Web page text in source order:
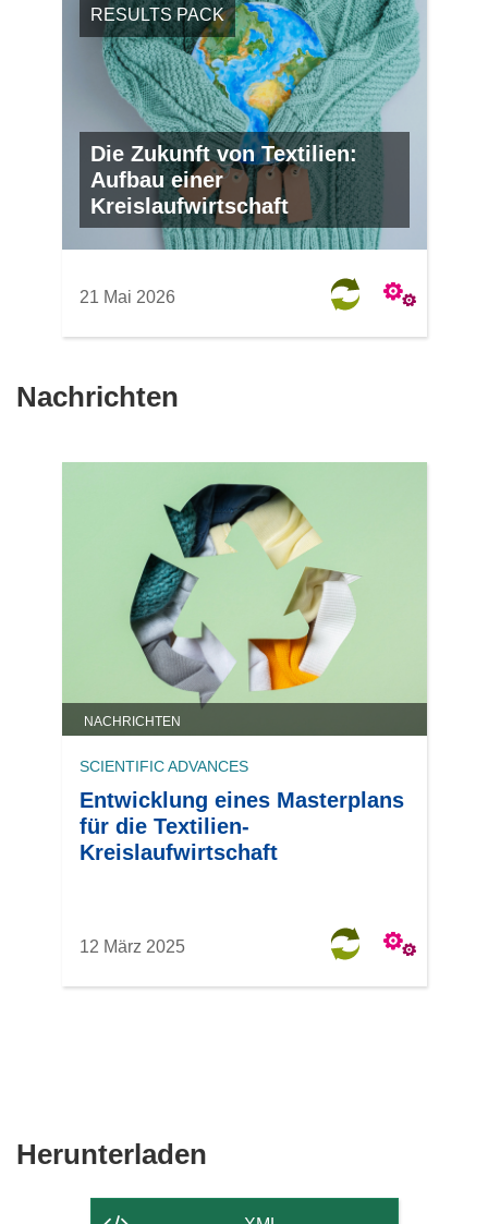
RESULTS PACK
Die Zukunft von Textilien:
Aufbau einer
Kreislaufwirtschaft
21 Mai 2026
Nachrichten
NACHRICHTEN
SCIENTIFIC ADVANCES
Entwicklung eines Masterplans
für die Textilien-
Kreislaufwirtschaft
12 März 2025
Herunterladen